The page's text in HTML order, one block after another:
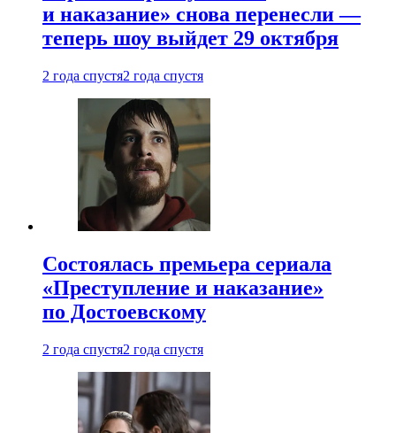
и наказание» снова перенесли —
теперь шоу выйдет 29 октября
2 года спустя2 года спустя
Состоялась премьера сериала
«Преступление и наказание»
по Достоевскому
2 года спустя2 года спустя